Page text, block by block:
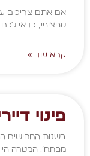
אם אתם צריכים
ספציפי, כדאי
קרא עוד »
פינוי
בשנות החמישים
מפתח’. המטרה